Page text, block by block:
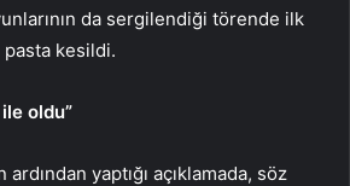
da sergilendiği törende ilk
kesildi.
oldu”
ardından yaptığı açıklamada, söz